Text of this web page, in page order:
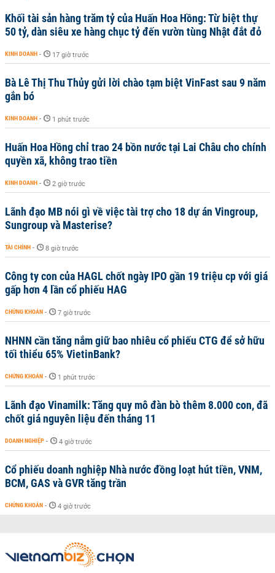
Khối tài sản hàng trăm tỷ của Huấn Hoa Hồng: Từ biệt thự
50 tỷ, dàn siêu xe hàng chục tỷ đến vườn tùng Nhật đắt đỏ
KINH DOANH - 17 giờ trước
Bà Lê Thị Thu Thủy gửi lời chào tạm biệt VinFast sau 9 năm
gắn bó
KINH DOANH - 1 phút trước
Huấn Hoa Hồng chỉ trao 24 bồn nước tại Lai Châu cho chính
quyền xã, không trao tiền
KINH DOANH - 2 giờ trước
Lãnh đạo MB nói gì về việc tài trợ cho 18 dự án Vingroup,
Sungroup và Masterise?
TÀI CHÍNH - 8 giờ trước
Công ty con của HAGL chốt ngày IPO gần 19 triệu cp với giá
gấp hơn 4 lần cổ phiếu HAG
CHỨNG KHOÁN - 7 giờ trước
NHNN cần tăng nắm giữ bao nhiêu cổ phiếu CTG để sở hữu
tối thiểu 65% VietinBank?
CHỨNG KHOÁN - 1 phút trước
Lãnh đạo Vinamilk: Tăng quy mô đàn bò thêm 8.000 con, đã
chốt giá nguyên liệu đến tháng 11
DOANH NGHIỆP - 4 giờ trước
Cổ phiếu doanh nghiệp Nhà nước đồng loạt hút tiền, VNM,
BCM, GAS và GVR tăng trần
CHỨNG KHOÁN - 4 giờ trước